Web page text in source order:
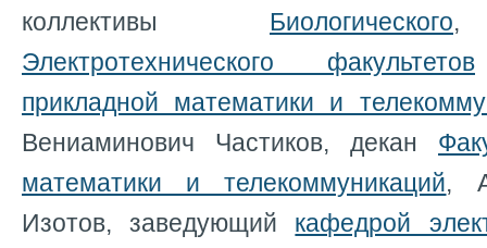
коллективы Биологического
Электротехнического факультетов
прикладной математики и
Вениаминович Частиков, декан
математики и телекоммуникаций,
Изотов, заведующий кафедрой